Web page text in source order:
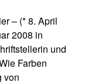
– (* 8. April
2008 in
und
Farben
von